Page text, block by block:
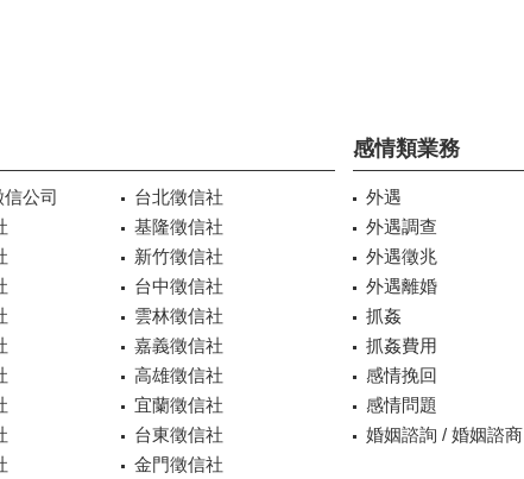
公司
台北徵信社
基隆徵信社
新竹徵信社
台中徵信社
雲林徵信社
嘉義徵信社
高雄徵信社
宜蘭徵信社
台東徵信社
金門徵信社
感情類業務
外遇
外遇調查
外遇徵兆
外遇離婚
抓姦
抓姦費用
感情挽回
感情問題
婚姻諮詢 / 婚姻諮商